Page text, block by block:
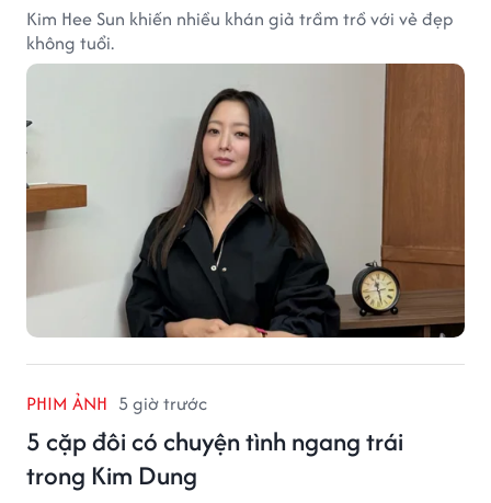
Kim Hee Sun khiến nhiều khán giả trầm trồ với vẻ đẹp
không tuổi.
PHIM ẢNH 5 giờ trước
5 cặp đôi có chuyện tình ngang trái
trong Kim Dung